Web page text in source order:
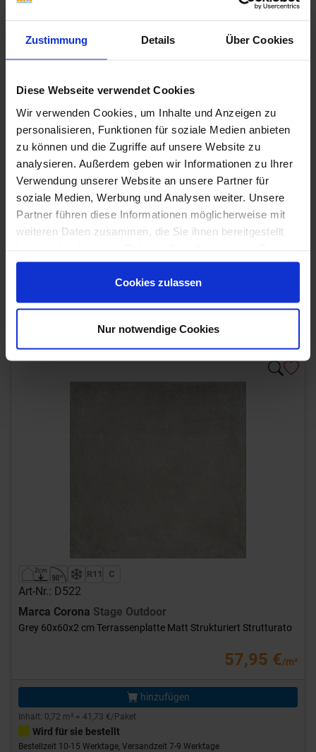
Zustimmung Details Über Cookies
Diese Webseite verwendet Cookies
Wir verwenden Cookies, um Inhalte und Anzeigen zu
personalisieren, Funktionen für soziale Medien anbieten
zu können und die Zugriffe auf unsere Website zu
analysieren. Außerdem geben wir Informationen zu Ihrer
Verwendung unserer Website an unsere Partner für
soziale Medien, Werbung und Analysen weiter. Unsere
Partner führen diese Informationen möglicherweise mit
weiteren Daten zusammen, die Sie ihnen bereitgestellt
gesammelt haben.
Cookies zulassen
Nur notwendige Cookies
Art-Nr.: D523
Marca CoronaStage Outdoor
Dark 60x60x2 cm Terrassenplatte Matt Strukturiert Strutturato
57,95 €/m²
Wird für sie bestellt
Art-Nr.: D522
Marca Corona Stage Outdoor
Grey 60x60x2 cm Terrassenplatte Matt Strukturiert Strutturato
57,95 €/m²
hinzufügen
Inhalt: 0,72 m² = 41,73 €/Paket
Wird für sie bestellt
Bestellzeit 10-15 Werktage, Versandzeit 7-9 Werktage